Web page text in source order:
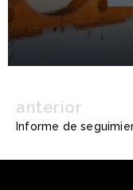
anterior